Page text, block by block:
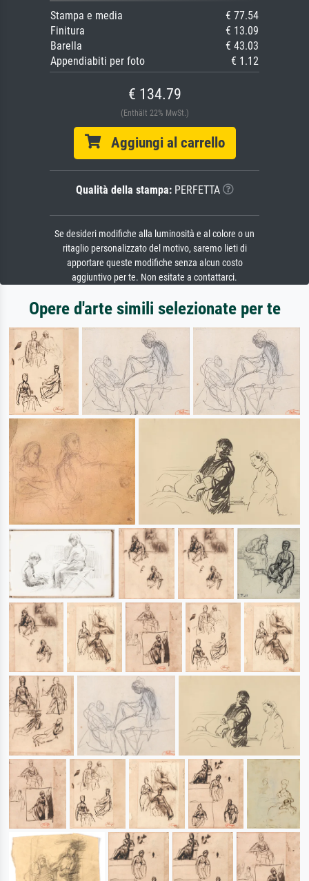
Stampa e media
€ 77.54
Finitura
€ 13.09
Barella
€ 43.03
Appendiabiti per foto
€ 1.12
€ 134.79
(Enthält 22% MwSt.)
Aggiungi al carrello
Qualità della stampa:PERFETTA
Se desideri modifiche alla luminosità e al colore o un
ritaglio personalizzato del motivo, saremo lieti di
apportare queste modifiche senza alcun costo
aggiuntivo per te. Non esitate a contattarci.
Opere d'arte simili selezionate per te